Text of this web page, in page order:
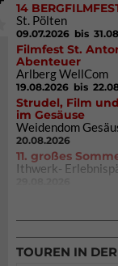
14
St. Pölten
09.07.2026 bis
Filmfest St.
Abenteuer
Arlberg WellCom
19.08.2026 bis
Strudel, Film
im Gesäuse
Weidendom
20.08.2026
11. großes
Ithwerk-
DAV Kletter- &
Süd (Thalkirchen)
TOUREN IN